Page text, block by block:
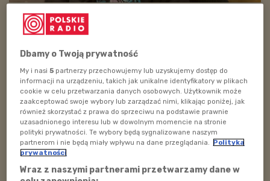
Na zdjęciu Mikołaj Wachowski, Adam Wojtyszko i Martyn
Chuderska
POSŁUCHAJ
38:17
Posłuchaj audycji, w której jego twórcy przybliżyli
słuchaczom kulisy powstawania
słuchowiska_Poranek w Polskim Rasiu
Dzieciom_16.12.2024.
Dbamy o Twoją prywatność
My i nasi5 partnerzy przechowujemy lub uzyskujemy dostęp do
informacji na urządzeniu, takich jak unikalne identyfikatory w plikach
cookie w celu przetwarzania danych osobowych. Użytkownik może
zaakceptować swoje wybory lub zarządzać nimi, klikając poniżej, jak
również skorzystać z prawa do sprzeciwu na podstawie prawnie
uzasadnionego interesu lub w dowolnym momencie na stronie
polityki prywatności. Te wybory będą sygnalizowane naszym
partnerom i nie będą miały wpływu na dane przeglądania.
Polityka
prywatności
Wraz z naszymi partnerami przetwarzamy dane w